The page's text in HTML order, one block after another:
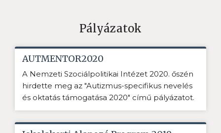
Pályázatok
AUTMENTOR2020
A Nemzeti Szociálpolitikai Intézet 2020. őszén
hirdette meg az "Autizmus-specifikus nevelés
és oktatás támogatása 2020" című pályázatot.